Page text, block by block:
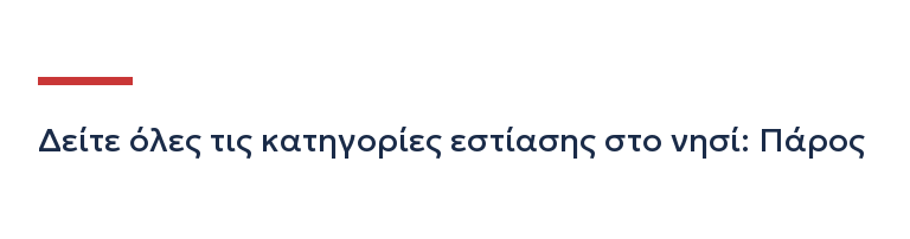
Δείτε όλες τις κατηγορίες εστίασης στο νησί: Πάρος